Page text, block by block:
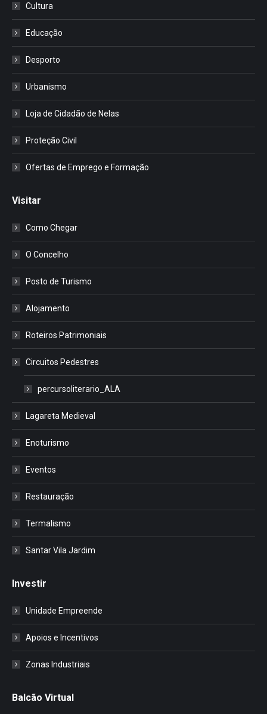
Cultura
Educação
Desporto
Urbanismo
Loja de Cidadão de Nelas
Proteção Civil
Ofertas de Emprego e Formação
Visitar
Como Chegar
O Concelho
Posto de Turismo
Alojamento
Roteiros Patrimoniais
Circuitos Pedestres
percursoliterario_ALA
Lagareta Medieval
Enoturismo
Eventos
Restauração
Termalismo
Santar Vila Jardim
Investir
Unidade Empreende
Apoios e Incentivos
Zonas Industriais
Balcão Virtual